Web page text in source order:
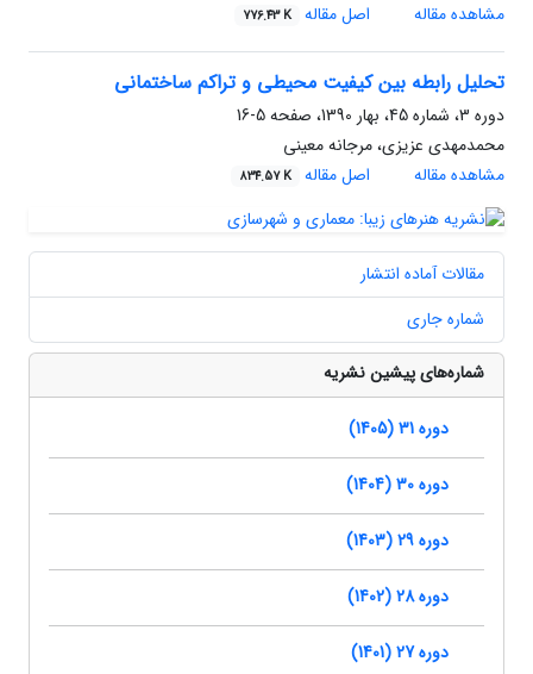
مشاهده مقاله
اصل مقاله 776.43 K
تحلیل رابطه بین کیفیت محیطی و تراکم ساختمانی
دوره 3، شماره 45، بهار 1390، صفحه
5-16
محمدمهدی عزیزی، مرجانه معینی
مشاهده مقاله
اصل مقاله 834.57 K
مقالات آماده انتشار
شماره جاری
شماره‌های پیشین نشریه
دوره 31 (1405)
دوره 30 (1404)
دوره 29 (1403)
دوره 28 (1402)
دوره 27 (1401)